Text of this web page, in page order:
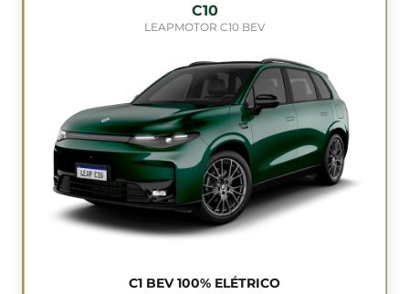
C10
LEAPMOTOR C10 BEV
C1 BEV 100% ELÉTRICO